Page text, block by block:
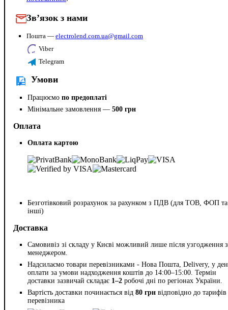
Зв’язок з нами
Пошта — electrolend.com.ua@gmail.com
Viber
Telegram
Умови
Працюємо по предоплаті
Мінімальне замовлення — 500 грн
Оплата
Оплата картою
Безготівковий розрахунок за рахунком з ПДВ (для ТОВ, ФОП та
інші)
Доставка
Самовивіз зі складу у Києві можливий лише після узгодження з
менеджером.
Надсилаємо товари перевізниками - Нова Пошта, Delivery, у
оплати за умови надходження коштів до 14:00–15:00. Термін
доставки зазвичай складає 1–2 робочі дні по регіонах України.
Вартість доставки починається від 80 грн відповідно до тарифів
перевізника